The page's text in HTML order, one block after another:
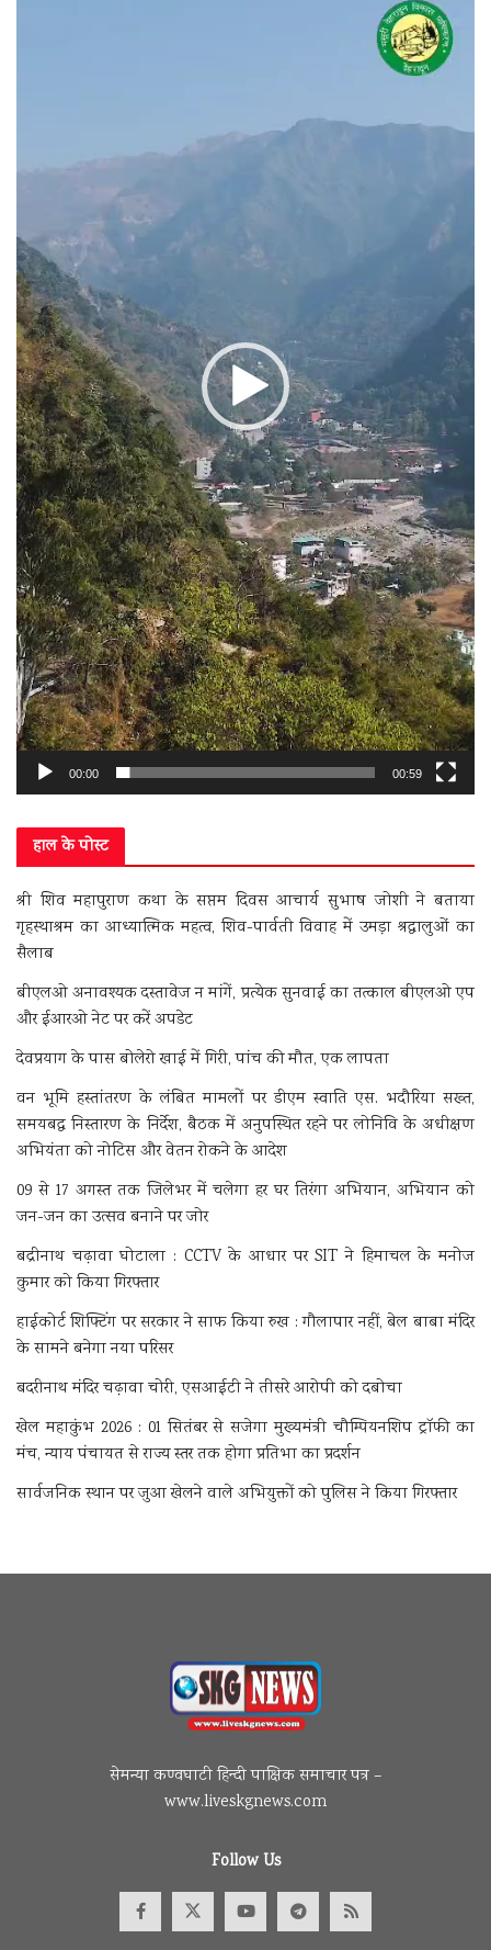
00:00 00:59
हाल के पोस्ट
श्री शिव महापुराण कथा के सप्तम दिवस आचार्य सुभाष जोशी ने बताया
गृहस्थाश्रम का आध्यात्मिक महत्व, शिव-पार्वती विवाह में उमड़ा श्रद्धालुओं का
सैलाब
बीएलओ अनावश्यक दस्तावेज न मांगें, प्रत्येक सुनवाई का तत्काल बीएलओ एप
और ईआरओ नेट पर करें अपडेट
देवप्रयाग के पास बोलेरो खाई में गिरी, पांच की मौत, एक लापता
वन भूमि हस्तांतरण के लंबित मामलों पर डीएम स्वाति एस. भदौरिया सख्त,
समयबद्ध निस्तारण के निर्देश, बैठक में अनुपस्थित रहने पर लोनिवि के अधीक्षण
अभियंता को नोटिस और वेतन रोकने के आदेश
09 से 17 अगस्त तक जिलेभर में चलेगा हर घर तिरंगा अभियान, अभियान को
जन-जन का उत्सव बनाने पर जोर
बद्रीनाथ चढ़ावा घोटाला : CCTV के आधार पर SIT ने हिमाचल के मनोज
कुमार को किया गिरफ्तार
हाईकोर्ट शिफ्टिंग पर सरकार ने साफ किया रुख : गौलापार नहीं, बेल बाबा मंदिर
के सामने बनेगा नया परिसर
बदरीनाथ मंदिर चढ़ावा चोरी, एसआईटी ने तीसरे आरोपी को दबोचा
खेल महाकुंभ 2026 : 01 सितंबर से सजेगा मुख्यमंत्री चौम्पियनशिप ट्रॉफी का
मंच, न्याय पंचायत से राज्य स्तर तक होगा प्रतिभा का प्रदर्शन
सार्वजनिक स्थान पर जुआ खेलने वाले अभियुक्तों को पुलिस ने किया गिरफ्तार
सेमन्या कण्वघाटी हिन्दी पाक्षिक समाचार पत्र –
www.liveskgnews.com
Follow Us